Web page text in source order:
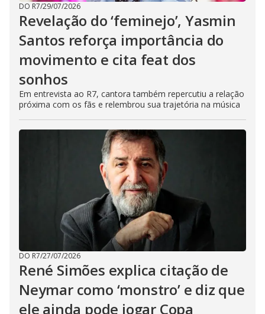
DO R7/29/07/2026
Revelação do ‘feminejo’, Yasmin
Santos reforça importância do
movimento e cita feat dos
sonhos
Em entrevista ao R7, cantora também repercutiu a relação
próxima com os fãs e relembrou sua trajetória na música
DO R7/27/07/2026
René Simões explica citação de
Neymar como ‘monstro’ e diz que
ele ainda pode jogar Copa